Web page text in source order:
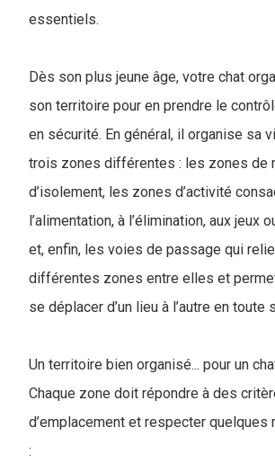
essentiels.
Dès son plus jeune âge, votre chat
son territoire pour en prendre le
en sécurité. En général, il organise sa
trois zones différentes : les zones de
d’isolement, les zones d’activité
l’alimentation, à l’élimination, aux jeux
et, enfin, les voies de passage qui
différentes zones entre elles et
se déplacer d’un lieu à l’autre en toute
Un territoire bien organisé... pour un
Chaque zone doit répondre à des
d’emplacement et respecter quelques
: